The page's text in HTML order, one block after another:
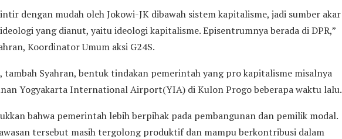
dengan mudah oleh Jokowi-JK dibawah sistem kapitalisme, jadi sumber akar
yang dianut, yaitu ideologi kapitalisme. Episentrumnya berada di DPR,”
Koordinator Umum aksi G24S.
tambah Syahran, bentuk tindakan pemerintah yang pro kapitalisme misalnya
Yogyakarta International Airport(YIA) di Kulon Progo beberapa waktu lalu.
bahwa pemerintah lebih berpihak pada pembangunan dan pemilik modal.
tersebut masih tergolong produktif dan mampu berkontribusi dalam